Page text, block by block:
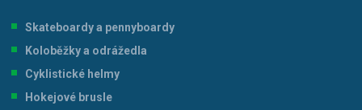
Skateboardy a pennyboardy
Koloběžky a odrážedla
Cyklistické helmy
Hokejové brusle